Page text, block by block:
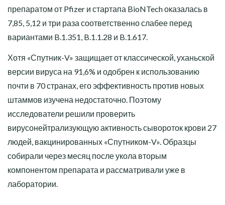
препаратом от Pfizer и стартапа BioNTech оказалась в
7,85, 5,12 и три раза соответственно слабее перед
вариантами B.1.351, B.1.1.28 и B.1.617.
Хотя «Спутник-V» защищает от классической, уханьской
версии вируса на 91,6% и одобрен к использованию
почти в 70 странах, его эффективность против новых
штаммов изучена недостаточно. Поэтому
исследователи решили проверить
вирусонейтрализующую активность сывороток крови 27
людей, вакцинированных «Спутником-V». Образцы
собирали через месяц после укола вторым
компонентом препарата и рассматривали уже в
лаборатории.